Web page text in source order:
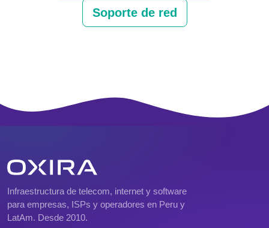
Soporte de red
Infraestructura de telecom, internet y software
para empresas, ISPs y operadores en Peru y
LatAm. Desde 2010.